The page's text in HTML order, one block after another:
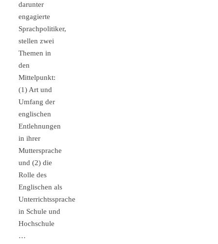
darunter
engagierte
Sprachpolitiker,
stellen zwei
Themen in
den
Mittelpunkt:
(1) Art und
Umfang der
englischen
Entlehnungen
in ihrer
Muttersprache
und (2) die
Rolle des
Englischen als
Unterrichtssprache
in Schule und
Hochschule
…